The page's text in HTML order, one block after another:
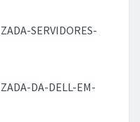
SERVIDORES-
DA-DELL-EM-